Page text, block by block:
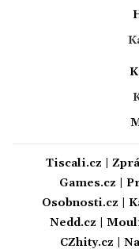
Tiscali.cz
Games.cz
Osobnosti.cz
Nedd.cz
CZhity.cz